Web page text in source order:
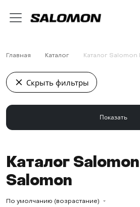
Главная Каталог Каталог
Скрыть фильтры
Каталог
Salomon
По умолчанию (возрастание)